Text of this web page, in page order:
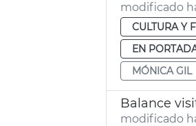
modificado
CULTURA Y
EN
MÓNICA GIL
Balance
modificado